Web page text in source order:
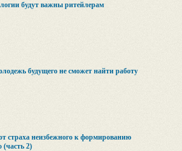
будут важны ритейлерам
будущего не сможет найти работу
страха неизбежного к формированию
(часть 2)